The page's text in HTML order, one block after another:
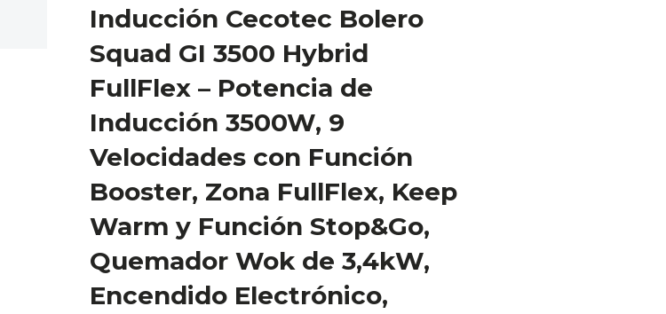
Inducción Cecotec Bolero
Squad GI 3500 Hybrid
FullFlex – Potencia de
Inducción 3500W, 9
Velocidades con Función
Booster, Zona FullFlex, Keep
Warm y Función Stop&Go,
Quemador Wok de 3,4kW,
Encendido Electrónico,